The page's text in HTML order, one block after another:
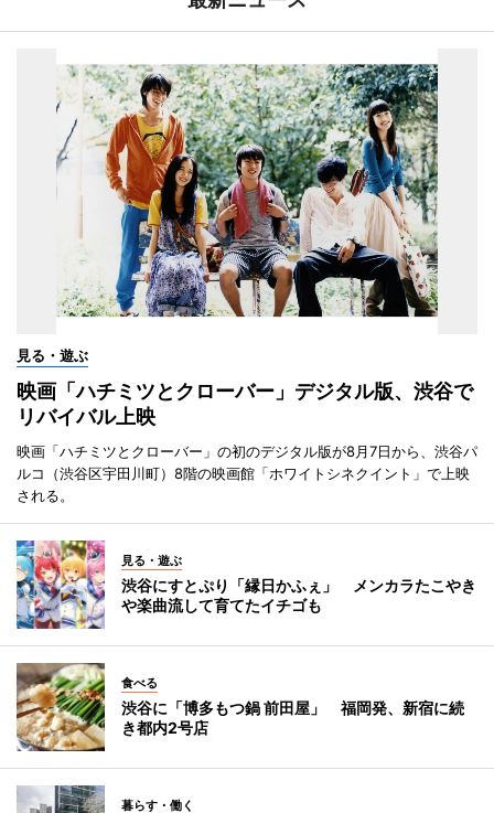
見る・遊ぶ
映画「ハチミツとクローバー」デジタル版、渋谷で
リバイバル上映
映画「ハチミツとクローバー」の初のデジタル版が8月7日から、渋谷パ
ルコ（渋谷区宇田川町）8階の映画館「ホワイトシネクイント」で上映
される。
見る・遊ぶ
渋谷にすとぷり「縁日かふぇ」 メンカラたこやき
や楽曲流して育てたイチゴも
食べる
渋谷に「博多もつ鍋 前田屋」 福岡発、新宿に続
き都内2号店
暮らす・働く